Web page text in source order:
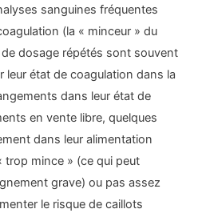
sanguines fréquentes
(la « minceur » du
dosage répétés sont souvent
leur état de coagulation dans la
dans leur état de
en vente libre, quelques
dans leur alimentation
trop mince » (ce qui peut
grave) ou pas assez
le risque de caillots